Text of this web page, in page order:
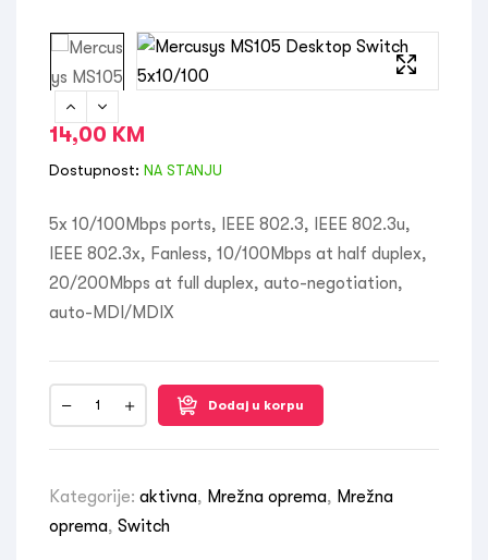
14,00 KM
Dostupnost: NA STANJU
5x 10/100Mbps ports, IEEE 802.3, IEEE 802.3u,
IEEE 802.3x, Fanless, 10/100Mbps at half duplex,
20/200Mbps at full duplex, auto-negotiation,
auto-MDI/MDIX
Dodaj u korpu
Kategorije: aktivna, Mrežna oprema, Mrežna
oprema, Switch